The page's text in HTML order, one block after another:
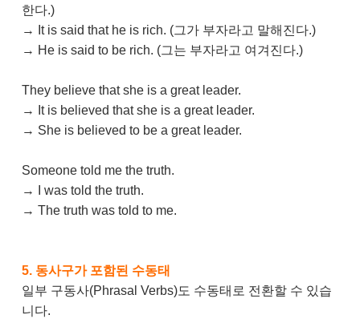
한다.)
→ It is said that he is rich. (그가 부자라고 말해진다.)
→ He is said to be rich. (그는 부자라고 여겨진다.)
They believe that she is a great leader.
→ It is believed that she is a great leader.
→ She is believed to be a great leader.
Someone told me the truth.
→ I was told the truth.
→ The truth was told to me.
5. 동사구가 포함된 수동태
일부 구동사(Phrasal Verbs)도 수동태로 전환할 수 있습
니다.